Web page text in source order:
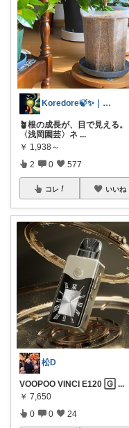
Koredore🍃✨️｜Simple
🪴根の成長が、目で見える。
〈浅岡園芸〉ネ ...
￥ 1,938～
2 0 577
コレ いいね
松D
VOOPOO VINCI E120 🄶 ...
￥ 7,650
0 0 24